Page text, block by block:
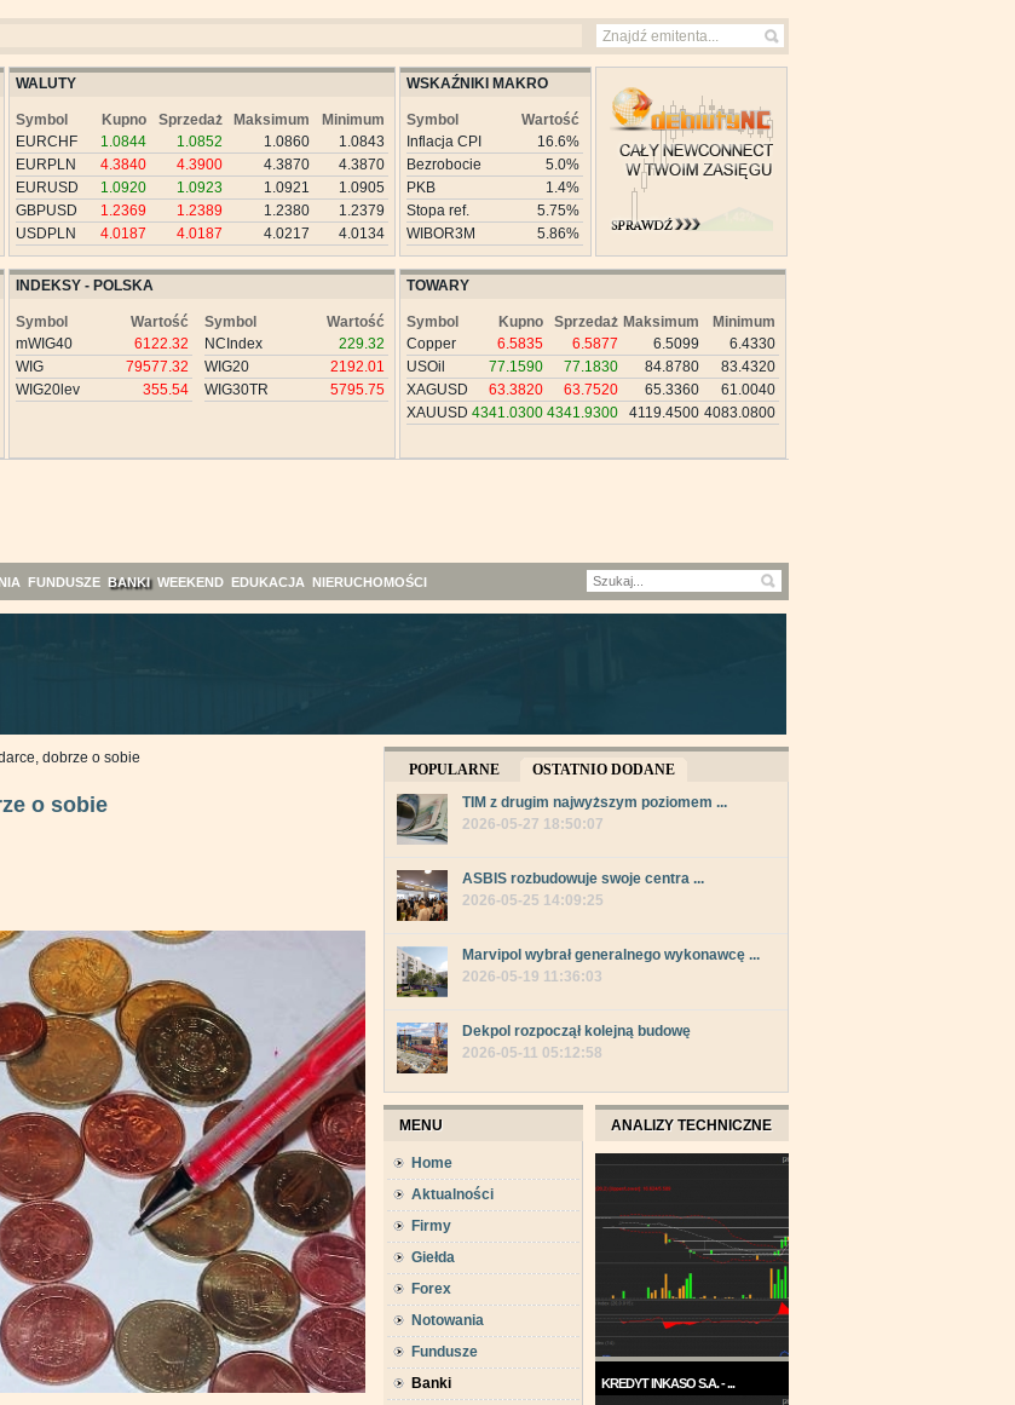
WALUTY
Symbol Kupno Sprzedaż Maksimum
Minimum
EURCHF
1.0844 1.0852 1.0860
1.0843
EURPLN
4.3840 4.3900 4.3870
4.3870
EURUSD
1.0920 1.0923 1.0921
1.0905
GBPUSD
1.2369 1.2389 1.2380
1.2379
USDPLN
4.0187 4.0187 4.0217 4.0134
WSKAŹNIKI MAKRO
Symbol
Wartość
Inflacja CPI
16.6%
Bezrobocie
5.0%
PKB
1.4%
Stopa ref.
5.75%
WIBOR3M
5.86%
INDEKSY - POLSKA
Symbol
Wartość
mWIG40
6122.32
WIG
79577.32
WIG20lev
355.54
Symbol
Wartość
NCIndex
229.32
WIG20
2192.01
WIG30TR
5795.75
TOWARY
Symbol Kupno Sprzedaż Maksimum
Minimum
Copper
6.5835 6.5877 6.5099
6.4330
USOil
77.1590 77.1830 84.8780
83.4320
XAGUSD
63.3820 63.7520 65.3360
61.0040
XAUUSD 4341.0300 4341.9300 4119.4500 4083.0800
FUNDUSZE BANKI WEEKEND EDUKACJA NIERUCHOMOŚCI
dobrze o sobie
o sobie
POPULARNE
OSTATNIO DODANE
TIM z drugim najwyższym poziomem ...
2026-05-27 18:50:07
ASBIS rozbudowuje swoje centra ...
2026-05-25 14:09:25
Marvipol wybrał generalnego wykonawcę ...
2026-05-19 11:36:03
Dekpol rozpoczął kolejną budowę
2026-05-11 05:12:58
MENU
Home
Aktualności
Firmy
Giełda
Forex
Notowania
Fundusze
Banki
ANALIZY TECHNICZNE
KREDYT INKASO S.A. - ...